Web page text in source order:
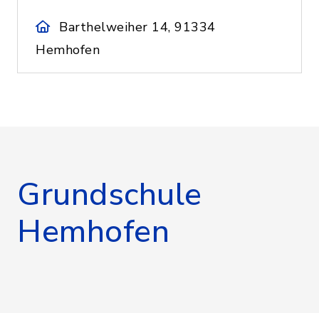
Barthelweiher 14, 91334
Hemhofen
Grundschule
Hemhofen